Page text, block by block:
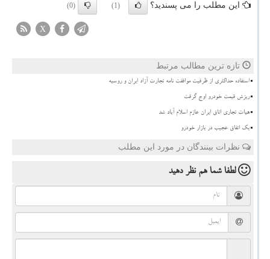
این مطلب را می پسندید؟ (1)
(0)
X
تازه ترین مطالب مرتبط
استفاده حداکثری از ظرفیت موافقت نامه تجارت آزاد ایران و روسیه
ریزش قیمت خودرو اوج گرفت
هیات تجاری اتاق ایران عازم اسلام آباد شد
بک اتفاق عجیب در بازار خودرو
نظرات بینندگان در مورد این مطلب
لطفا شما همنظر دهید